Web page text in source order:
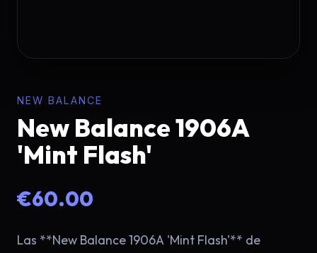
NEW BALANCE
New Balance 1906A
'Mint Flash'
€60.00
Las **New Balance 1906A 'Mint Flash'** de